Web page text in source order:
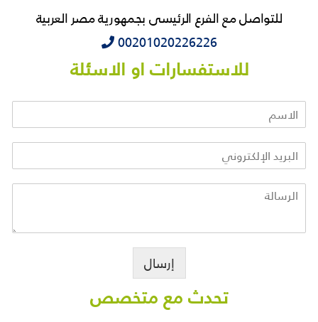
للتواصل مع الفرع الرئيسى بجمهورية مصر العربية
‭‭‭00201020226226
للاستفسارات او الاسئلة
إرسال
تحدث مع متخصص